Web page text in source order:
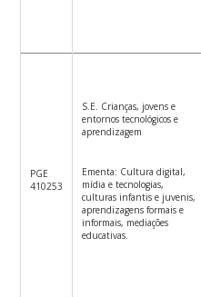
PGE
410253
S.E. Crianças, jovens e
entornos tecnológicos e
aprendizagem
Ementa: Cultura digital,
mídia e tecnologias,
culturas infantis e juvenis,
aprendizagens formais e
informais, mediações
educativas.